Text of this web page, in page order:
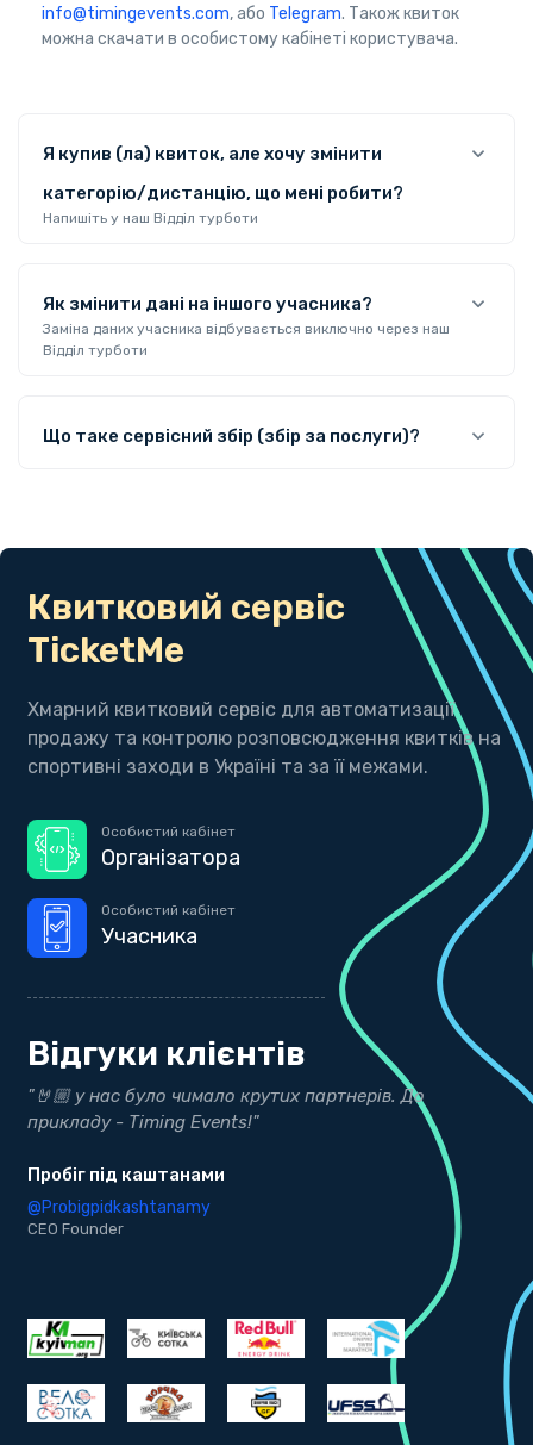
info@timingevents.com, або Telegram. Також квиток
можна скачати в особистому кабінеті користувача.
Я купив (ла) квиток, але хочу змінити
категорію/дистанцію, що мені робити?
Напишіть у наш Відділ турботи
Як змінити дані на іншого учасника?
Заміна даних учасника відбувається виключно через наш
Відділ турботи
Що таке сервісний збір (збір за послуги)?
Квитковий сервіс
TicketMe
Хмарний квитковий сервіс для автоматизації
продажу та контролю розповсюдження квитків на
спортивні заходи в Україні та за її межами.
Особистий кабінет
Організатора
Особистий кабінет
Учасника
Відгуки клієнтів
"🤘🏼 у нас було чимало крутих партнерів. До
прикладу - Timing Events!"
Пробіг під каштанами
@Probigpidkashtanamy
CEO Founder